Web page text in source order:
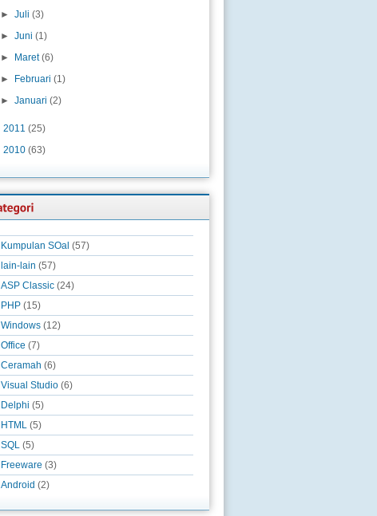
►Juli (3)
►Juni (1)
►
Maret (6)
►
Februari (1)
►Januari (2)
2011 (25)
2010 (63)
Kumpulan SOal (57)
lain-lain (57)
ASP Classic (24)
PHP (15)
Windows (12)
Office (7)
Ceramah (6)
Visual Studio (6)
Delphi (5)
HTML (5)
SQL (5)
Freeware (3)
Android (2)